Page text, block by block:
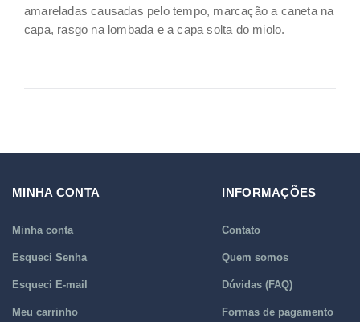
amareladas causadas pelo tempo, marcação a caneta na
capa, rasgo na lombada e a capa solta do miolo.
MINHA CONTA
Minha conta
Esqueci Senha
Esqueci E-mail
Meu carrinho
INFORMAÇÕES
Contato
Quem somos
Dúvidas (FAQ)
Formas de pagamento